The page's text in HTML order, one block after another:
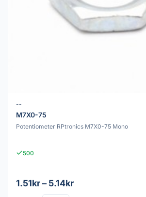
--
M7X0-75
Potentiometer RPtronics M7X0-75 Mono
500
1.51kr – 5.14kr